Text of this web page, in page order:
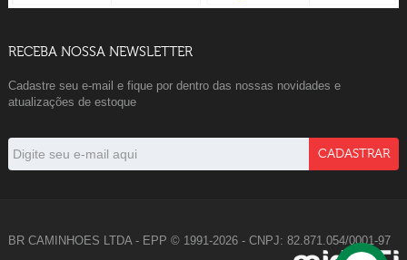
RECEBA NOSSA NEWSLETTER
Cadastre seu e-mail e fique por dentro das nossas novidades e
atualizações de estoque
BR CAMINHOES LTDA - EPP © 1991-2026 - CNPJ: 82.871.054/0001-97